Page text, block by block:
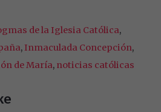
de la Iglesia Católica,
, Inmaculada Concepción,
de María, noticias católicas